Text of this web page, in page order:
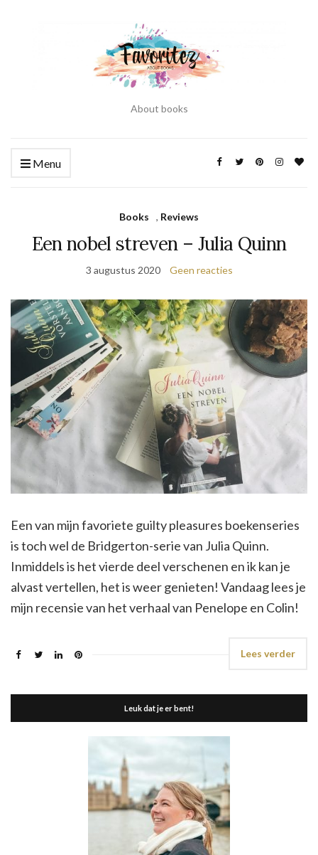
About books
Menu
Books , Reviews
Een nobel streven – Julia Quinn
3 augustus 2020 Geen reacties
Een van mijn favoriete guilty pleasures boekenseries
is toch wel de Bridgerton-serie van Julia Quinn.
Inmiddels is het vierde deel verschenen en ik kan je
alvast vertellen, het is weer genieten! Vandaag lees je
mijn recensie van het verhaal van Penelope en Colin!
Lees verder
Leuk dat je er bent!